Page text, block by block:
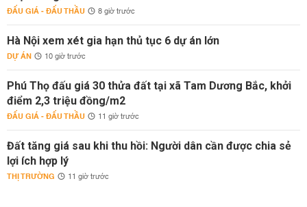
ĐẤU GIÁ - ĐẤU THẦU 8 giờ trước
Hà Nội xem xét gia hạn thủ tục 6 dự án lớn
DỰ ÁN 10 giờ trước
Phú Thọ đấu giá 30 thửa đất tại xã Tam Dương Bắc, khởi
điểm 2,3 triệu đồng/m2
ĐẤU GIÁ - ĐẤU THẦU 11 giờ trước
Đất tăng giá sau khi thu hồi: Người dân cần được chia sẻ
lợi ích hợp lý
THỊ TRƯỜNG 11 giờ trước